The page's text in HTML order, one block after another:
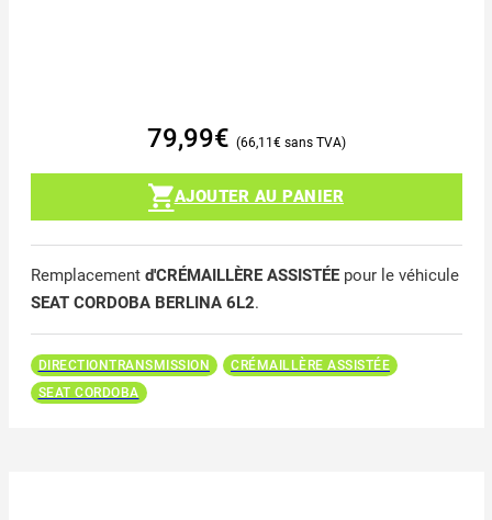
79,99€ 66,11 €
AJOUTER AU PANIER
Remplacement d'CRÉMAILLÈRE ASSISTÉEpour le véhicule
SEAT CORDOBA BERLINA 6L2.
DIRECTIONTRANSMISSION
CRÉMAILLÈRE ASSISTÉE
SEAT CORDOBA